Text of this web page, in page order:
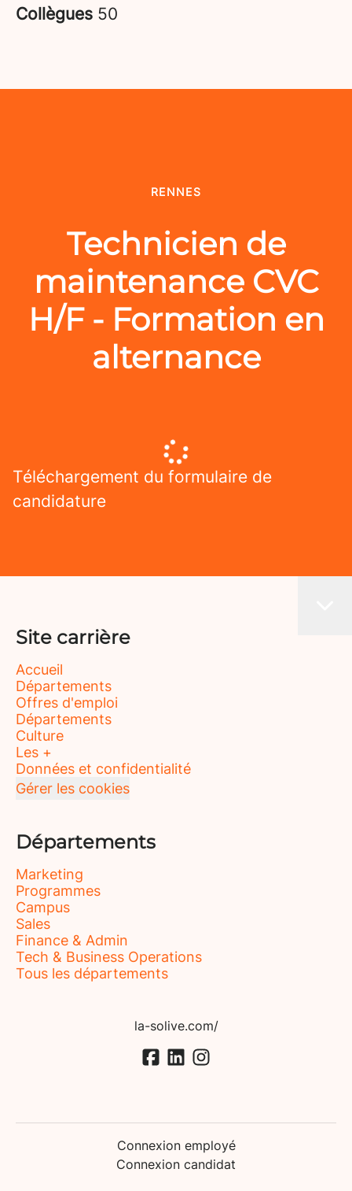
Collègues 50
RENNES
Technicien de
maintenance CVC
H/F - Formation en
alternance
Téléchargement du formulaire de
candidature
Site carrière
Accueil
Départements
Offres d'emploi
Départements
Culture
Les +
Données et confidentialité
Gérer les cookies
Départements
Marketing
Programmes
Campus
Sales
Finance & Admin
Tech & Business Operations
Tous les départements
la-solive.com/
Connexion employé
Connexion candidat